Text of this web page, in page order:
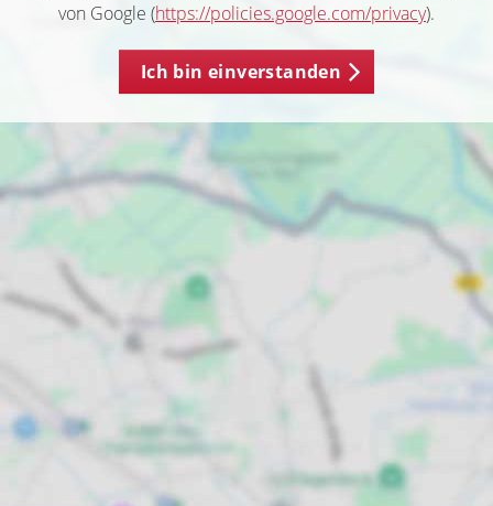
von Google (https://policies.google.com/privacy).
Ich bin einverstanden